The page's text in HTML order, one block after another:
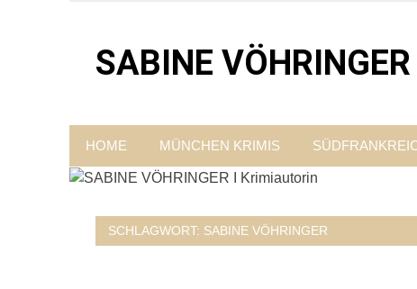
springen
SABINE
HOME MÜNCHEN KRIMIS
SCHLAGWORT: SABINE VÖHRINGER